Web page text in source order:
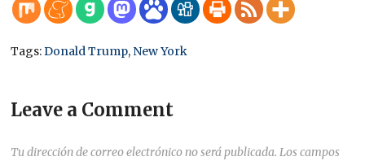
Tags:Donald Trump, New York
Leave a Comment
Tu dirección de correo electrónico no será publicada. Los campos